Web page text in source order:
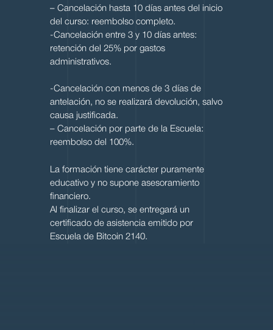
– Cancelación hasta 10 días antes del inicio
del curso: reembolso completo.
-Cancelación entre 3 y 10 días antes:
retención del 25% por gastos
administrativos.
-Cancelación con menos de 3 días de
antelación, no se realizará devolución, salvo
causa justificada.
– Cancelación por parte de la Escuela:
reembolso del 100%.
La formación tiene carácter puramente
educativo y no supone asesoramiento
financiero.
Al finalizar el curso, se entregará un
certificado de asistencia emitido por
Escuela de Bitcoin 2140.